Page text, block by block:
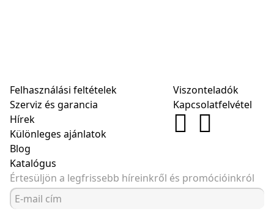
Felhasználási feltételek
Szerviz és garancia
Hírek
Különleges ajánlatok
Blog
Katalógus
Viszonteladók
Kapcsolatfelvétel
Értesüljön a legfrissebb híreinkről és promócióinkról